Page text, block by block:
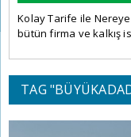
Kolay Tarife ile
bütün firma ve kalkış
TAG